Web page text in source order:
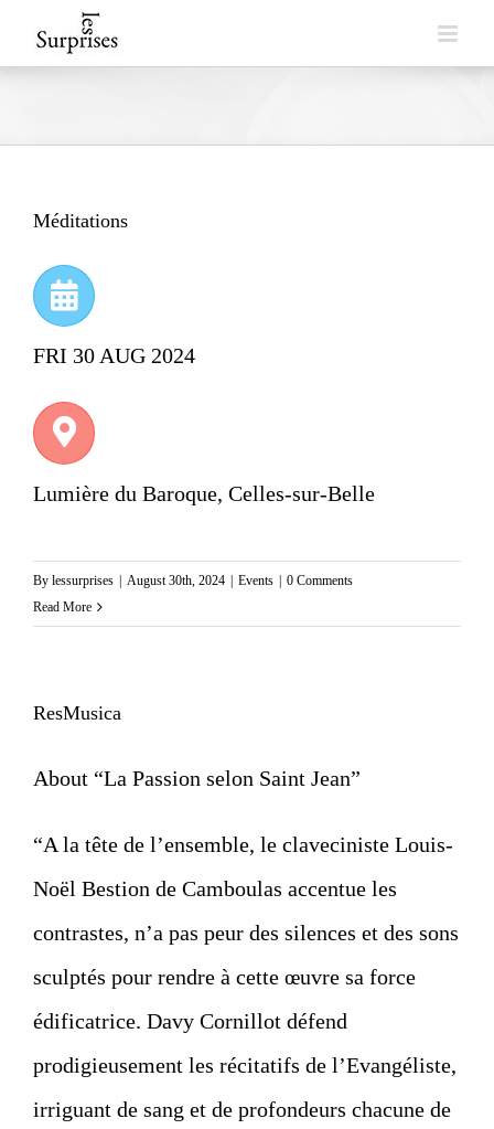
to
Méditations
FRI 30 AUG 2024
Lumière du Baroque, Celles-sur-Belle
By lessurprises | August 30th, 2024 | Events | 0 Comments
Read More
ResMusica
About “La Passion selon Saint Jean”
“A la tête de l’ensemble, le claveciniste Louis-
Noël Bestion de Camboulas accentue les
contrastes, n’a pas peur des silences et des sons
sculptés pour rendre à cette œuvre sa force
édificatrice. Davy Cornillotdéfend
prodigieusement les récitatifs de l’Evangéliste,
irriguant de sang et de profondeurs chacune de